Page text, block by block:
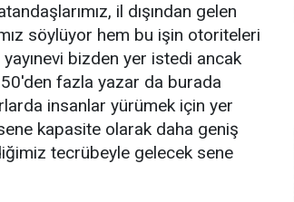
il dışından gelen
söylüyor hem bu işin otoriteleri
bizden yer istedi ancak
fazla yazar da burada
insanlar yürümek için yer
kapasite olarak daha geniş
tecrübeyle gelecek sene